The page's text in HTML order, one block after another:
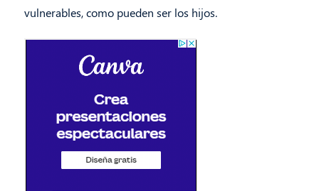
vulnerables, como pueden ser los hijos.